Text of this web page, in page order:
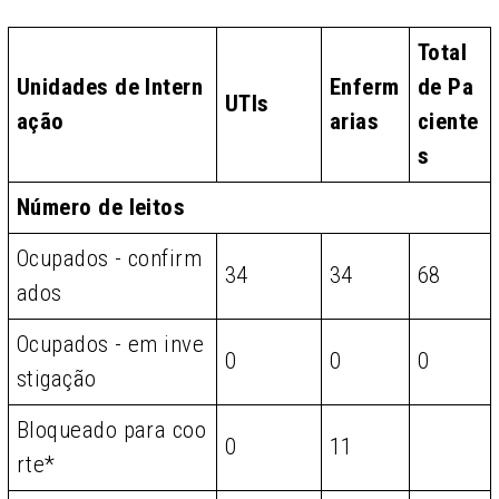
Unidades de Intern
ação
UTIs
Enferm
arias
Total
de Pa
ciente
s
Número de leitos
Ocupados - confirm
ados
34 34 68
Ocupados - em inve
stigação
0 0 0
Bloqueado para coo
rte*
0 11